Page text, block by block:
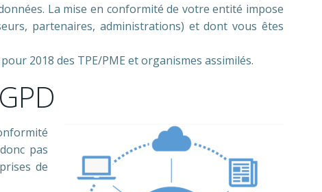
La mise en conformité de votre entité impose
partenaires, administrations) et dont vous êtes
2018 des TPE/PME et organismes assimilés.
pas
de